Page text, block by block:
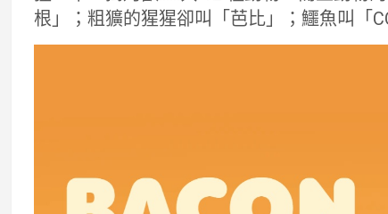
根」；粗獷的猩猩卻叫「芭比」；鱷魚叫「